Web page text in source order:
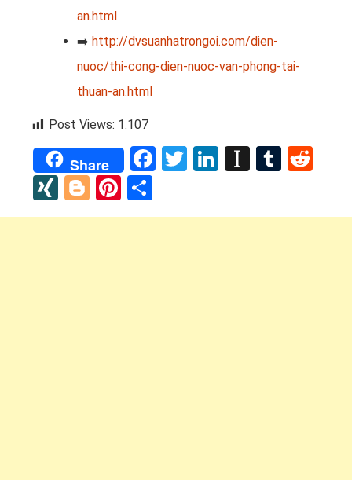
an.html
➡️ http://dvsuanhatrongoi.com/dien-
nuoc/thi-cong-dien-nuoc-van-phong-tai-
thuan-an.html
Post Views: 1.107
Share Facebook
Twitter
LinkedIn
XINGBloggerPinterest